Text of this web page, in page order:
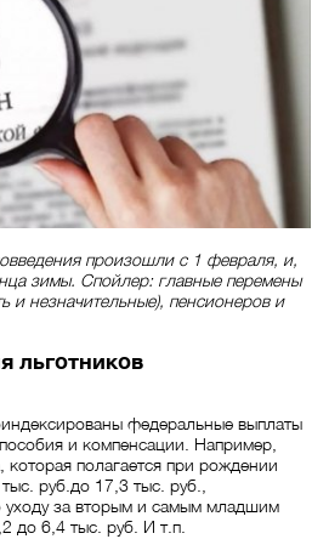
произошли с 1 февраля, и,
зимы. Спойлер: главные перемены
и незначительные), пенсионеров и
льготников
федеральные выплаты
и компенсации. Например,
которая полагается при рождении
руб.до 17,3 тыс. руб.,
за вторым и самым младшим
до 6,4 тыс. руб. И т.п.